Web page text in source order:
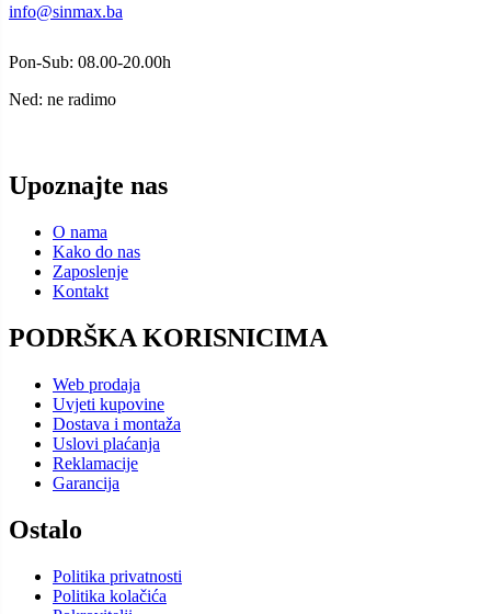
info@sinmax.ba
Pon-Sub: 08.00-20.00h
Ned: ne radimo
Upoznajte nas
O nama
Kako do nas
Zaposlenje
Kontakt
PODRŠKA KORISNICIMA
Web prodaja
Uvjeti kupovine
Dostava i montaža
Uslovi plaćanja
Reklamacije
Garancija
Ostalo
Politika privatnosti
Politika kolačića